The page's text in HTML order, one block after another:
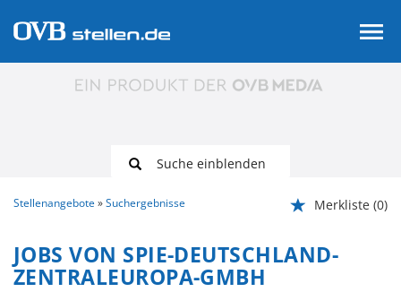
Suche einblenden
Stellenangebote Suchergebnisse Merkliste (0)
JOBS VON SPIE-DEUTSCHLAND-
ZENTRALEUROPA-GMBH